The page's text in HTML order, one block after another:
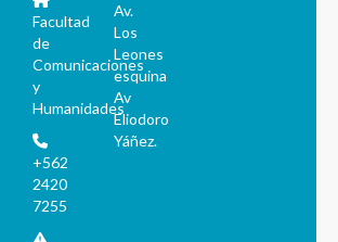
Facultad
de
Comunicaciones
y
Humanidades
+562
2420
7255
Av.
Los
Leones
esquina
Av
Eliodoro
Yáñez.